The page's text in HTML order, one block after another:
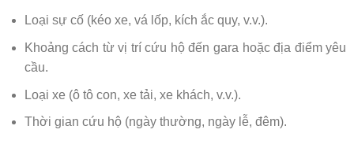
Loại sự cố (kéo xe, vá lốp, kích ắc quy, v.v.).
Khoảng cách từ vị trí cứu hộ đến gara hoặc địa điểm yêu
cầu.
Loại xe (ô tô con, xe tải, xe khách, v.v.).
Thời gian cứu hộ (ngày thường, ngày lễ, đêm).